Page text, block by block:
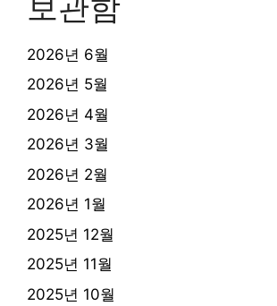
2026년 6월
2026년 5월
2026년 4월
2026년 3월
2026년 2월
2026년 1월
2025년 12월
2025년 11월
2025년 10월